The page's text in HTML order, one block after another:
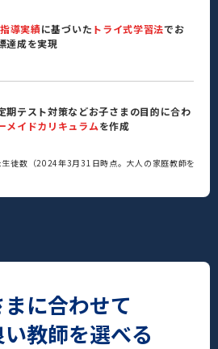
導実績に基づいた トライ式学習法でお
達成を実現
期テスト対策などお子さまの目的に合わ
メイドカリキュラムを作成
徒数（2024年3月31日時点。大人の家庭教師を
に合わせて
教師を選べる